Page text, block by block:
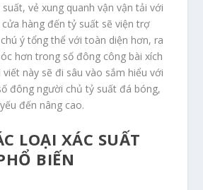
vẻ xung quanh vận vận tải với
hàng đến tỷ suất sẽ viện trợ
ý tổng thể với toàn diện hơn, ra
hơn trong số đông công bài xích
này sẽ đi sâu vào sắm hiểu với
đông người chủ tỷ suất đá bóng,
đến nâng cao.
LOẠI XÁC SUẤT
BIẾN